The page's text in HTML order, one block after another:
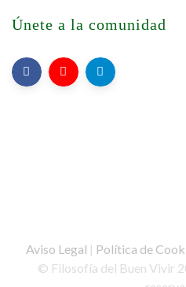
Únete a la comunidad
Aviso Legal | Política de
© Filosofía del Buen Vivir